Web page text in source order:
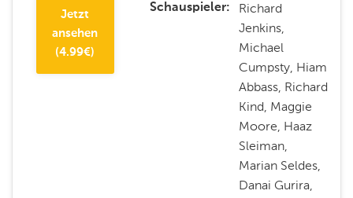
Jetzt
ansehen
(4.99€)
Schauspieler
Richard
Jenkins,
Michael
Cumpsty, Hiam
Abbass, Richard
Kind, Maggie
Moore, Haaz
Sleiman,
Marian Seldes,
Danai Gurira,